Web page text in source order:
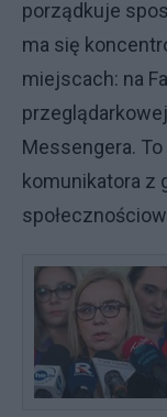
porządkuje
ma się
miejscach: na
Messengera.
komunikatora z